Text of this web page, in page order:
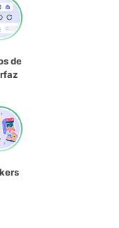
de